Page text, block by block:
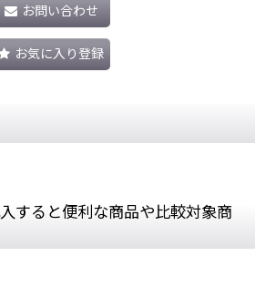
お問い合わせ
お気に入り登録
すると便利な商品や比較対象商